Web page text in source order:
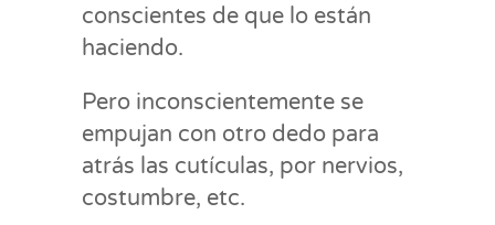
conscientes de que lo están
haciendo.
Pero inconscientemente se
empujan con otro dedo para
atrás las cutículas, por nervios,
costumbre, etc.